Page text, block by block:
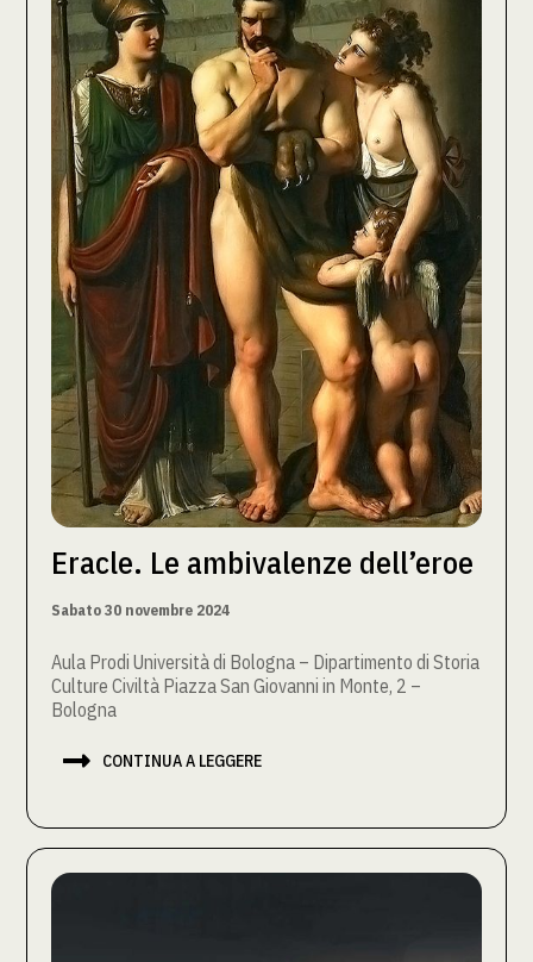
Eracle. Le ambivalenze dell’eroe
Sabato 30 novembre 2024
Aula Prodi Università di Bologna – Dipartimento di Storia
Culture Civiltà Piazza San Giovanni in Monte, 2 –
Bologna
 CONTINUA A LEGGERE